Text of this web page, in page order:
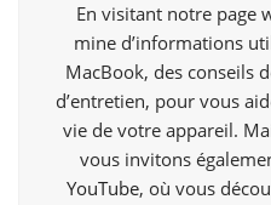
En visitant notre page
mine d’informations
MacBook, des conseils
d’entretien, pour vous
vie de votre appareil.
vous invitons
YouTube, où vous